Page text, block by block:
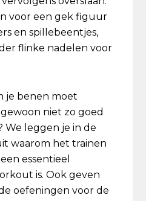
voor een gek figuur
en spillebeentjes,
flinke nadelen voor
je benen moet
niet zo goed
We leggen je in de
waarom het trainen
essentieel
is. Ook geven
oefeningen voor de